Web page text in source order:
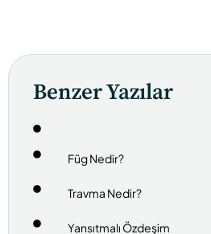
Benzer Yazılar
Füg Nedir?
Travma Nedir?
Yansıtmalı Özdeşim